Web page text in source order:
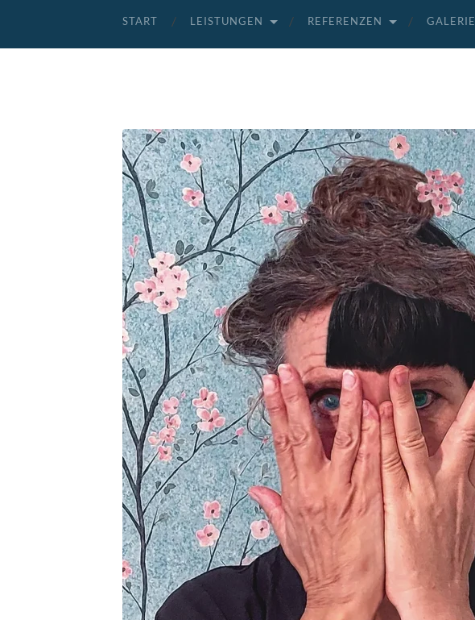
START LEISTUNGEN REFERENZEN GALERIE